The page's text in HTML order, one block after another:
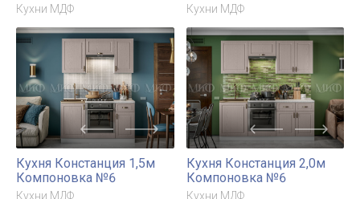
Кухни МДФ Кухни МДФ
Кухня Констанция 1,5м
Компоновка №6
Кухни МДФ
Кухня Констанция 2,0м
Компоновка №6
Кухни МДФ